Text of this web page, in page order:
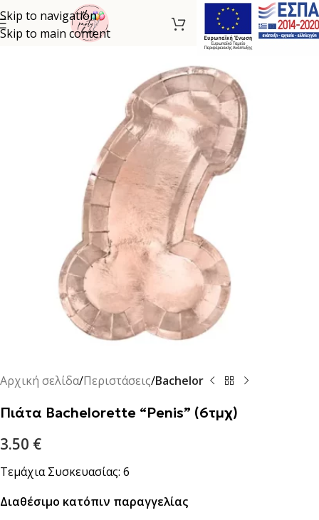
Skip to navigation
Skip to main content
Αρχική σελίδα Περιστάσεις Bachelor
Πιάτα Bachelorette “Penis” (6τμχ)
3.50 €
Τεμάχια Συσκευασίας: 6
Διαθέσιμο κατόπιν παραγγελίας